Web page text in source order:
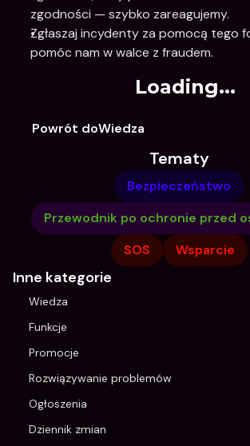
zgodności — szybko zareagujemy.
Zgłaszaj incydenty za pomocą tego
pomóc nam w walce z fraudem.
Loading...
Powrót doWiedza
Tematy
Bezpieczeństwo
Przewodnik po ochronie przed
SOS
Wsparcie
Inne kategorie
Wiedza
Funkcje
Promocje
Rozwiązywanie problemów
Ogłoszenia
Dziennik zmian